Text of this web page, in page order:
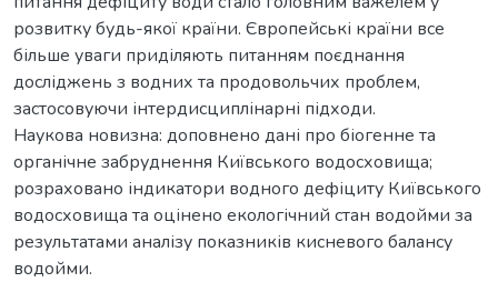
розвитку будь-якої країни. Європейські країни все
більше уваги приділяють питанням поєднання
досліджень з водних та продовольчих проблем,
застосовуючи інтердисциплінарні підходи.
Наукова новизна: доповнено дані про біогенне та
органічне забруднення Київського водосховища;
розраховано індикатори водного дефіциту Київського
водосховища та оцінено екологічний стан водойми за
результатами аналізу показників кисневого балансу
водойми.